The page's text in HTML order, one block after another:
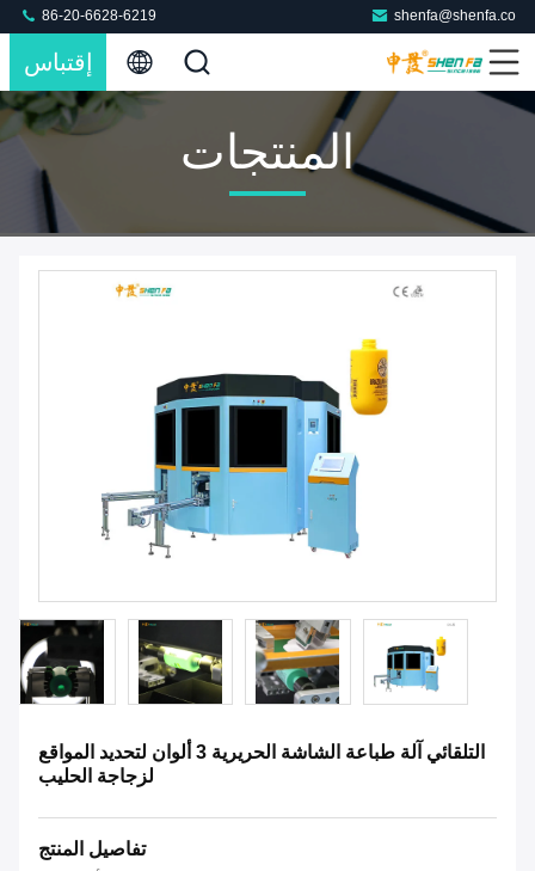
shenfa@shenfa.co
86-20-6628-6219
إقتباس
المنتجات
التلقائي آلة طباعة الشاشة الحريرية 3 ألوان لتحديد المواقع
لزجاجة الحليب
تفاصيل المنتج